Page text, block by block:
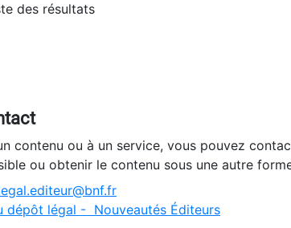
des résultats
contenu ou à un service, vous pouvez
ou obtenir le contenu sous une autre
dépôt légal - Nouveautés Éditeurs